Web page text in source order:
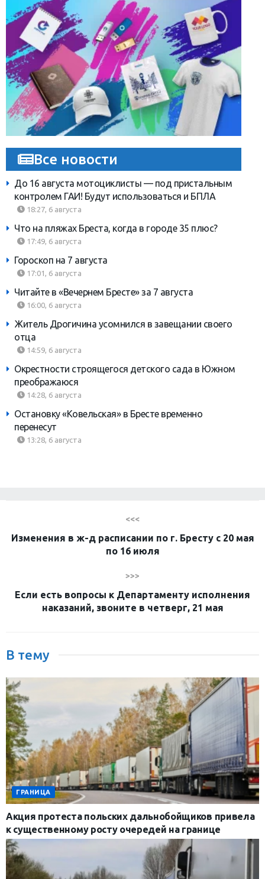
Все новости
До 16 августа мотоциклисты — под пристальным
контролем ГАИ! Будут использоваться и БПЛА
18:27, 6 августа
Что на пляжах Бреста, когда в городе 35 плюс?
17:49, 6 августа
Гороскоп на 7 августа
17:01, 6 августа
Читайте в «Вечернем Бресте» за 7 августа
16:00, 6 августа
Житель Дрогичина усомнился в завещании своего
отца
14:59, 6 августа
Окрестности строящегося детского сада в Южном
преображаюся
14:28, 6 августа
Остановку «Ковельская» в Бресте временно
перенесут
13:28, 6 августа
<<<
Изменения в ж-д расписании по г. Бресту с 20 мая
по 16 июля
>>>
Если есть вопросы к Департаменту исполнения
наказаний, звоните в четверг, 21 мая
В тему
ГРАНИЦА
Акция протеста польских дальнобойщиков привела
к существенному росту очередей на границе